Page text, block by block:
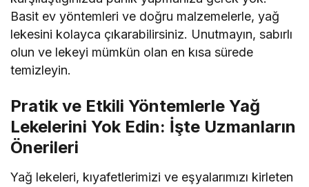
Basit ev yöntemleri ve doğru malzemelerle, yağ
lekesini kolayca çıkarabilirsiniz. Unutmayın, sabırlı
olun ve lekeyi mümkün olan en kısa sürede
temizleyin.
Pratik ve Etkili Yöntemlerle Yağ
Lekelerini Yok Edin: İşte Uzmanların
Önerileri
Yağ lekeleri, kıyafetlerimizi ve eşyalarımızı kirleten